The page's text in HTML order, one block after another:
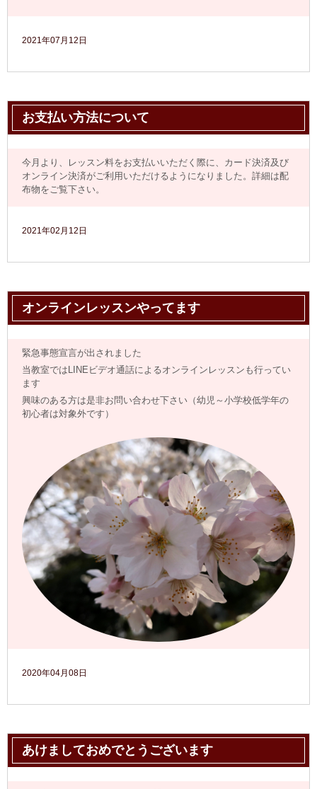
2021年07月12日
お支払い方法について
今月より、レッスン料をお支払いいただく際に、カード決済及び
オンライン決済がご利用いただけるようになりました。詳細は配
布物をご覧下さい。
2021年02月12日
オンラインレッスンやってます
緊急事態宣言が出されました
当教室ではLINEビデオ通話によるオンラインレッスンも行ってい
ます
興味のある方は是非お問い合わせ下さい（幼児～小学校低学年の
初心者は対象外です）
2020年04月08日
あけましておめでとうございます